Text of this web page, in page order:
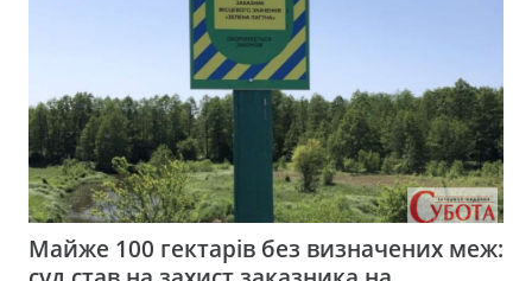
Майже 100 гектарів без визначених меж: